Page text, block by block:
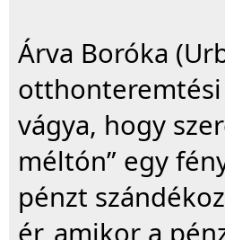
Árva Boróka
vágya, hogy
méltón” egy
pénzt
ér, amikor a